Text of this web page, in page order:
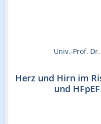
Univ.-Prof.
Herz und Hirn im
und